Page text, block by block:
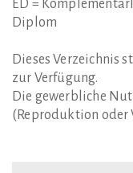
ED =
Diplom
Dieses Verzeichnis
zur Verfügung.
Die gewerbliche
(Reproduktion oder